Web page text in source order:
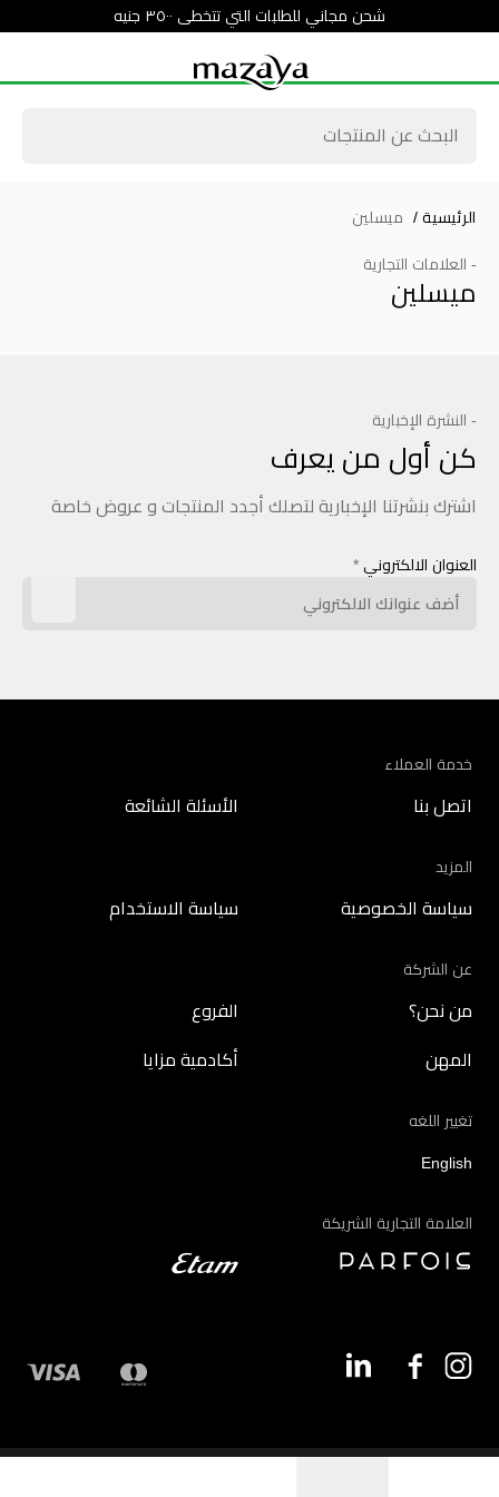
شحن مجاني للطلبات التي تتخطى ٣٥٠٠ جنيه
الرئيسية / ميسلين
- العلامات التجارية
ميسلين
- النشرة الإخبارية
كن أول من يعرف
اشترك بنشرتنا الإخبارية لتصلك أجدد المنتجات و عروض خاصة
العنوان الالكتروني *
خدمة العملاء
اتصل بنا الأسئلة الشائعة
المزيد
سياسة الخصوصية سياسة الاستخدام
عن الشركة
من نحن؟ الفروع
المهن أكادمية مزايا
تغيير اللغه
English
العلامة التجارية الشريكة